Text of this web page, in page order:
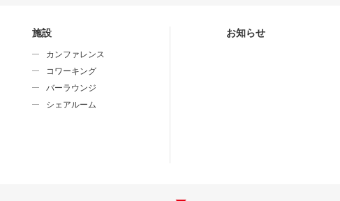
施設
カンファレンス
コワーキング
バーラウンジ
シェアルーム
お知らせ